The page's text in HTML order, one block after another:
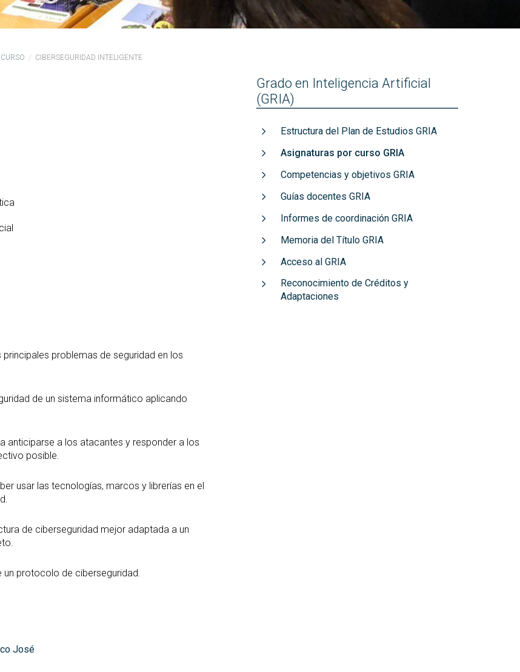
de gobierno
de riesgos
nuevo
extracurriculares
Prácticas en empresa
Tutorial)
PARS Grado y Máster en
Ingeniería Informática
títulos
Reconocimientos de calidad
CIBERSEGURIDAD INTELIGENTE
problemas de seguridad en los
de un sistema informático aplicando
anticiparse a los atacantes y responder a los
posible.
usar las tecnologías, marcos y librerías en el
de ciberseguridad mejor adaptada a un
un protocolo de ciberseguridad.
José
Grado en Inteligencia Artificial
(GRIA)
Estructura del Plan de Estudios GRIA
Asignaturas por curso GRIA
Competencias y objetivos GRIA
Guías docentes GRIA
Informes de coordinación GRIA
Memoria del Título GRIA
Acceso al GRIA
Reconocimiento de Créditos y
Adaptaciones